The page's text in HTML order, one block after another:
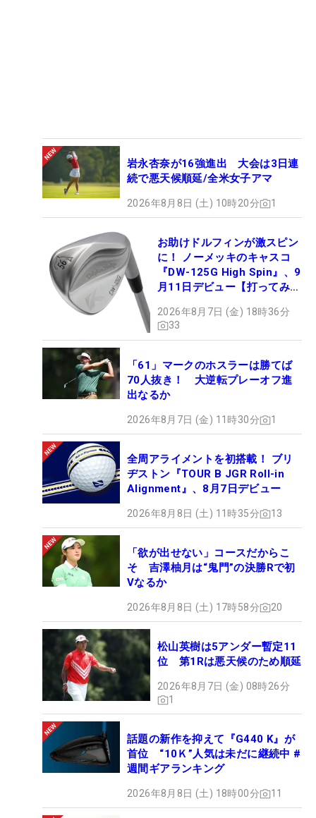
岩永杏奈が16強進出 大会は3日連
続で悪天候順延/全米女子アマ
2026年8月8日 (土) 10時20分 1
お助けドルフィンが激スピン
に！ ノーメッキのキャスコ
『DW-125G High Spin』、9
月11日デビュー【打ってみ
2026年8月7日 (金) 18時36分
33
「61」マークのホスラーは勝てば
70人抜き！ 大逆転プレーオフ進
出なるか
2026年8月7日 (金) 11時30分 1
全周アライメントを初搭載！ ブリ
ヂストン『TOUR B JGR Roll-in
Alignment』、8月7日デビュー
2026年8月8日 (土) 11時35分 13
「欲が出せない」コースだからこ
そ 吉澤柚月は“鬼門”の決勝Rで初
Vなるか
2026年8月8日 (土) 17時58分 20
松山英樹は5アンダー暫定11
位 第1Rは悪天候のため順延
2026年8月7日 (金) 08時26分
1
話題の新作を抑えて『G440 K』が
首位 “10Ｋ”人気は未だに継続中 #
週間ギアランキング
2026年8月8日 (土) 18時00分 11